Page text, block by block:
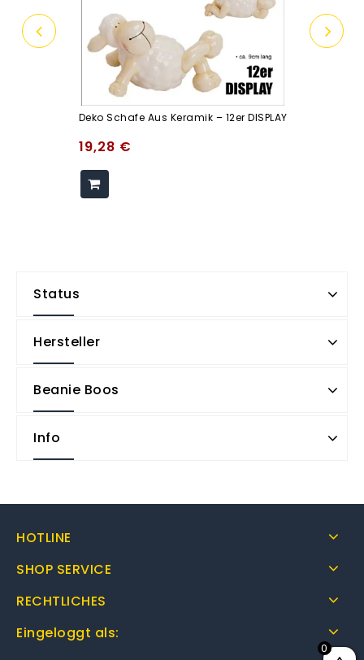
Deko Schafe Aus Keramik – 12er DISPLAY
19,28 €
Status
Hersteller
Beanie Boos
Info
HOTLINE
SHOP SERVICE
RECHTLICHES
Eingeloggt als:
0